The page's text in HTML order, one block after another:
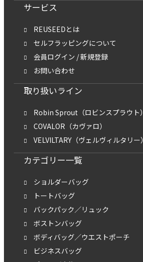
サービス
REUSEEDとは
セルフラッピングについて
会員ログイン / 新規登録
お問い合わせ
取り扱いライン
Robin Sprout（ロビンスプラウト）
COVALOR（カヴァロ）
VELVILTARY（ヴェルヴィルタリー）
カテゴリー一覧
ショルダーバッグ
トートバッグ
バックパック／リュック
ボストンバッグ
ボディバッグ／ウエストポーチ
ビジネスバッグ